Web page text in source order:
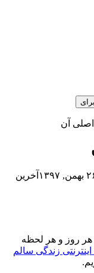
اصلی آن
۱۳۹۷
آخرین
روز و هر لحظه
زندگی سالم